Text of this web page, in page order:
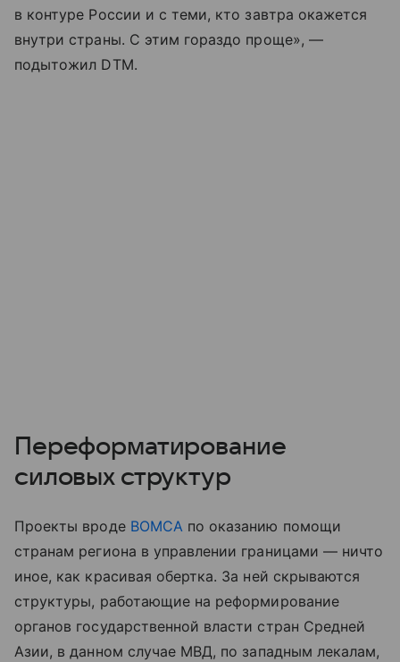
в контуре России и с теми, кто завтра окажется
внутри страны. С этим гораздо проще», —
подытожил DTM.
Переформатирование
силовых структур
Проекты вроде BOMCAпо оказанию помощи
странам региона в управлении границами — ничто
иное, как красивая обертка. За ней скрываются
структуры, работающие на реформирование
органов государственной власти стран Средней
Азии, в данном случае МВД, по западным лекалам,